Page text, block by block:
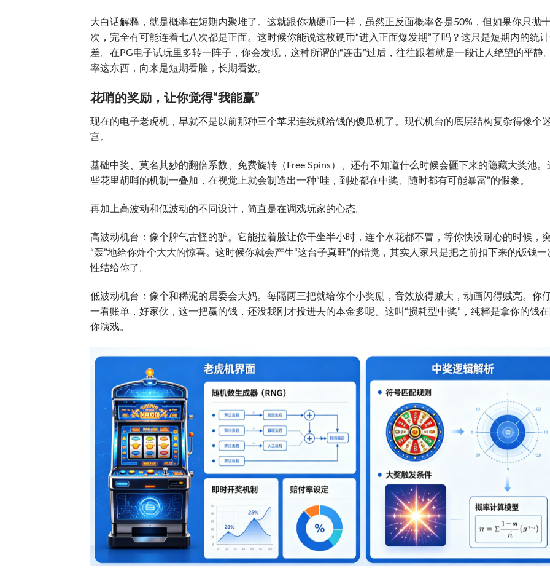
大白话解释，就是概率在短期内聚堆了。这就跟你抛硬币一样，虽然正反面概率各是50%，但如果你只抛
次，完全有可能连着七八次都是正面。这时候你能说这枚硬币“进入正面爆发期”了吗？这只是短期内的统
差。在PG电子试玩里多转一阵子，你会发现，这种所谓的“连击”过后，往往跟着就是一段让人绝望的平静
率这东西，向来是短期看脸，长期看数。
花哨的奖励，让你觉得“我能赢”
现在的电子老虎机，早就不是以前那种三个苹果连线就给钱的傻瓜机了。现代机台的底层结构复杂得像个
宫。
基础中奖、莫名其妙的翻倍系数、免费旋转（Free Spins）、还有不知道什么时候会砸下来的隐藏大奖池。
些花里胡哨的机制一叠加，在视觉上就会制造出一种“哇，到处都在中奖、随时都有可能暴富”的假象。
再加上高波动和低波动的不同设计，简直是在调戏玩家的心态。
高波动机台：像个脾气古怪的驴。它能拉着脸让你干坐半小时，连个水花都不冒，等你快没耐心的时候，
“轰”地给你炸个大大的惊喜。这时候你就会产生“这台子真旺”的错觉，其实人家只是把之前扣下来的饭钱一
性结给你了。
低波动机台：像个和稀泥的居委会大妈。每隔两三把就给你个小奖励，音效放得贼大，动画闪得贼亮。你
一看账单，好家伙，这一把赢的钱，还没我刚才投进去的本金多呢。这叫“损耗型中奖”，纯粹是拿你的钱
你演戏。